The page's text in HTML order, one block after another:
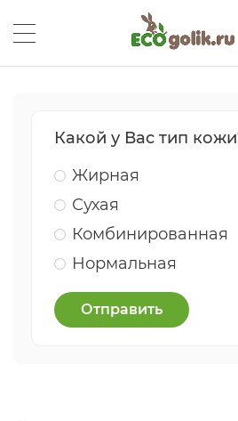
Какой у Вас тип
Жирная
Сухая
Комбинированная
Нормальная
Отправить